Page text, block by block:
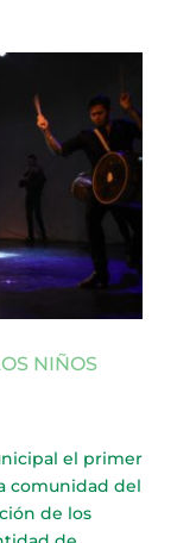
NIÑOS
el primer
comunidad del
de los